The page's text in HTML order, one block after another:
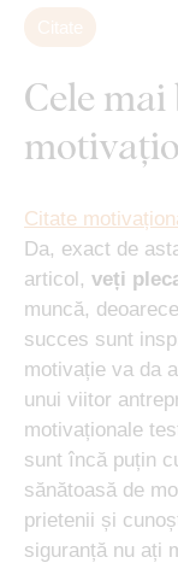
Cele
Citate
Da, exact de
articol, veți
muncă,
succes sunt
motivație va da
unui viitor
motivaționale
sunt încă puțin
sănătoasă de
prietenii și
siguranță nu ați